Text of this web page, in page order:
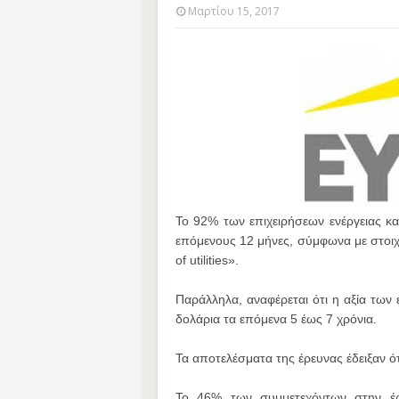
Μαρτίου 15, 2017
Το 92% των επιχειρήσεων ενέργειας
επόμενους 12 μήνες, σύμφωνα με
of utilities».
Παράλληλα, αναφέρεται ότι η αξία
δολάρια τα επόμενα 5 έως 7 χρόνια.
Τα αποτελέσματα της έρευνας έδειξαν